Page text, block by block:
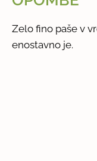
Zelo fino paše v
enostavno je.